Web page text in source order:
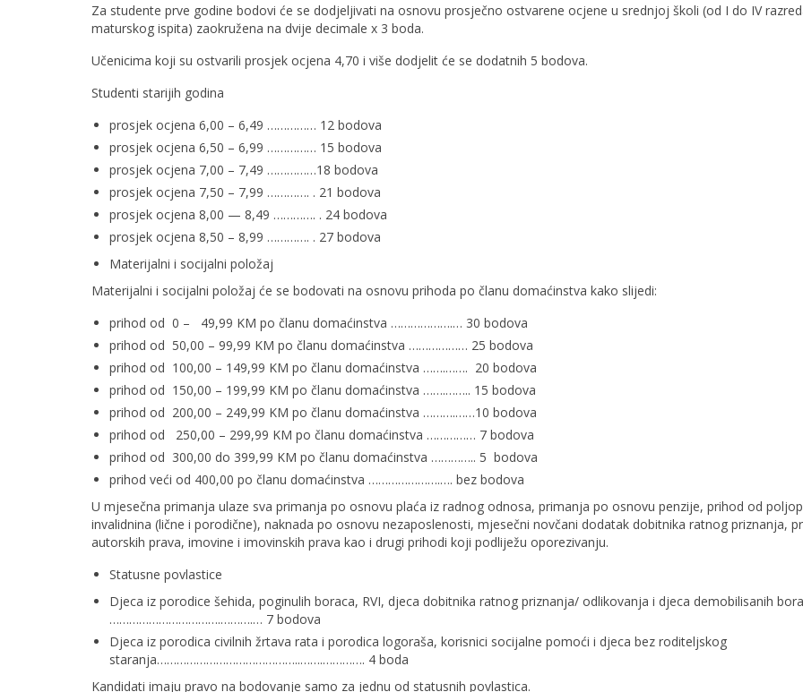
Za studente prve godine bodovi će se dodjeljivati na osnovu prosječno ostvarene ocjene u srednjoj školi (od I do IV
maturskog ispita) zaokružena na dvije decimale x 3 boda.
Učenicima koji su ostvarili prosjek ocjena 4,70 i više dodjelit će se dodatnih 5 bodova.
Studenti starijih godina
prosjek ocjena 6,00 – 6,49 …………… 12 bodova
prosjek ocjena 6,50 – 6,99 …………… 15 bodova
prosjek ocjena 7,00 – 7,49 ……………18 bodova
prosjek ocjena 7,50 – 7,99 …………. . 21 bodova
prosjek ocjena 8,00 — 8,49 …………. . 24 bodova
prosjek ocjena 8,50 – 8,99 …………. . 27 bodova
Materijalni i socijalni položaj
Materijalni i socijalni položaj će se bodovati na osnovu prihoda po članu domaćinstva kako slijedi:
prihod od 0 – 49,99 KM po članu domaćinstva ……………….… 30 bodova
prihod od 50,00 – 99,99 KM po članu domaćinstva ……………… 25 bodova
prihod od 100,00 – 149,99 KM po članu domaćinstva …….……. 20 bodova
prihod od 150,00 – 199,99 KM po članu domaćinstva …….…….. 15 bodova
prihod od 200,00 – 249,99 KM po članu domaćinstva ……….……10 bodova
prihod od 250,00 – 299,99 KM po članu domaćinstva …………… 7 bodova
prihod od 300,00 do 399,99 KM po članu domaćinstva ………….. 5 bodova
prihod veći od 400,00 po članu domaćinstva ………………….…. bez bodova
U mjesečna primanja ulaze sva primanja po osnovu plaća iz radnog odnosa, primanja po osnovu penzije, prihod od
invalidnina (lične i porodične), naknada po osnovu nezaposlenosti, mjesečni novčani dodatak dobitnika ratnog priznanja,
autorskih prava, imovine i imovinskih prava kao i drugi prihodi koji podliježu oporezivanju.
Statusne povlastice
Djeca iz porodice šehida, poginulih boraca, RVI, djeca dobitnika ratnog priznanja/ odlikovanja i djeca demobilisanih
…………………………….……….… 7 bodova
Djeca iz porodica civilnih žrtava rata i porodica logoraša, korisnici socijalne pomoći i djeca bez roditeljskog
staranja……………………………………..…….…………. 4 boda
Kandidati imaju pravo na bodovanje samo za jednu od statusnih povlastica.